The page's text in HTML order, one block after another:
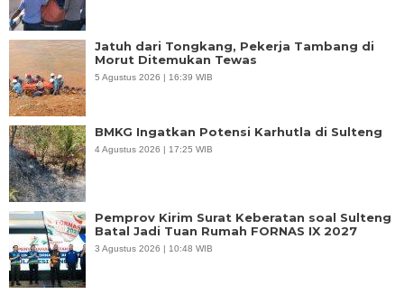
Jatuh dari Tongkang, Pekerja Tambang di
Morut Ditemukan Tewas
5 Agustus 2026 | 16:39 WIB
BMKG Ingatkan Potensi Karhutla di Sulteng
4 Agustus 2026 | 17:25 WIB
Pemprov Kirim Surat Keberatan soal Sulteng
Batal Jadi Tuan Rumah FORNAS IX 2027
3 Agustus 2026 | 10:48 WIB